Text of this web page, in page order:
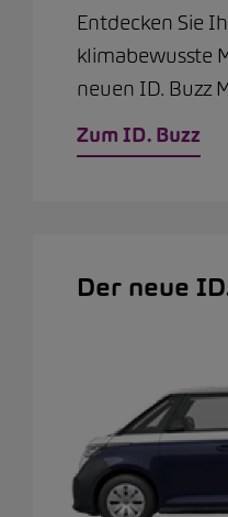
Entdecken Sie
klimabewusste
neuen ID. Buzz
Zum ID. Buzz
Der neue